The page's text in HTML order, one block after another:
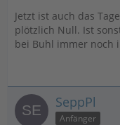
Jetzt ist auch das
plötzlich Null. Ist
bei Buhl immer noch
SeppPl
Anfänger